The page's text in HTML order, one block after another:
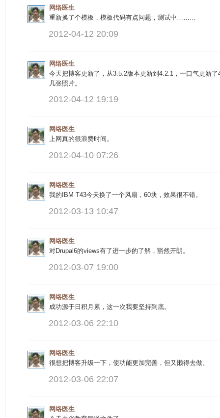
网络医生
重新换了个模板，模板代码有点问题，测试中………
2012-04-12 20:09
网络医生
今天把博客更新了，从3.5.2版本更新到4.2.1，一口气更新
几张照片。
2012-04-12 19:19
网络医生
上网真的很浪费时间。
2012-04-10 07:26
网络医生
我的IBM T43今天换了一个风扇，60块，效果很不错。
2012-03-13 10:47
网络医生
对Drupal6的views有了进一步的了解，豁然开朗。
2012-03-07 19:00
网络医生
成功源于日积月累，这一次我要坚持到底。
2012-03-06 22:10
网络医生
很想把博客升级一下，使功能更加完善，但又懒得去做。
2012-03-06 22:07
网络医生